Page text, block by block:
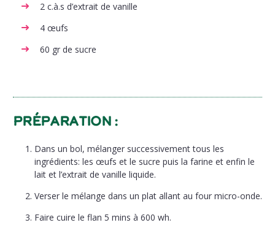
2 c.à.s d’extrait de vanille
4 œufs
60 gr de sucre
Préparation :
Dans un bol, mélanger successivement tous les
ingrédients: les œufs et le sucre puis la farine et enfin le
lait et l’extrait de vanille liquide.
Verser le mélange dans un plat allant au four micro-onde.
Faire cuire le flan 5 mins à 600 wh.